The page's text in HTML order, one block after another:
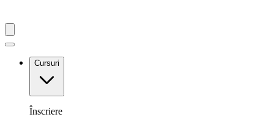
Cursuri
Înscriere